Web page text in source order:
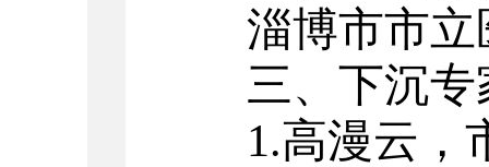
淄博市市
三、下沉
1.高漫云，